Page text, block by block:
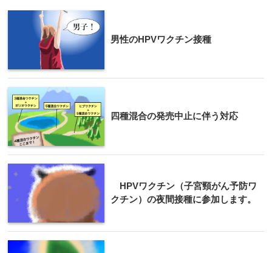
男性のHPVワクチン接種
四種混合の発売中止に伴う対応
HPVワクチン（子宮頸がん予防ワ
クチン）の夜間接種に参加します。